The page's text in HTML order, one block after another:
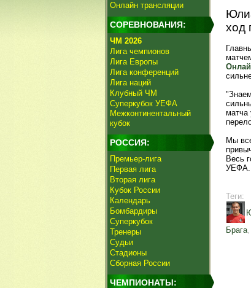
Онлайн трансляции
СОРЕВНОВАНИЯ:
ЧМ 2026
Лига чемпионов
Лига Европы
Лига конференций
Лига наций
Клубный ЧМ
Суперкубок УЕФА
Межконтинентальный
кубок
РОССИЯ:
Премьер-лига
Первая лига
Вторая лига
Кубок России
Календарь
Бомбардиры
Суперкубок
Тренеры
Судьи
Стадионы
Сборная России
ЧЕМПИОНАТЫ:
ход
матча
Мы
Весь
УЕФА.
Теги:
Брага,